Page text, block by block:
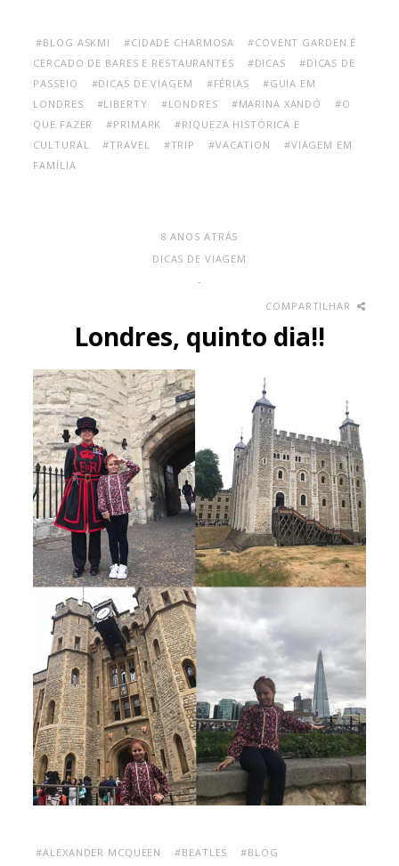
#BLOG ASKMI #CIDADE CHARMOSA
#COVENT GARDEN É
CERCADO DE BARES E RESTAURANTES
#DICAS
#DICAS DE
PASSEIO
#DICAS DE VIAGEM #FÉRIAS
#GUIA EM
LONDRES
#LIBERTY #LONDRES #MARINA XANDÓ
#O
QUE FAZER
#PRIMARK
#RIQUEZA HISTÓRICA E
CULTURAL
#TRAVEL #TRIP #VACATION
#VIAGEM EM
FAMÍLIA
8 ANOS ATRÁS
DICAS DE VIAGEM
-
COMPARTILHAR
Londres, quinto dia!!
#ALEXANDER MCQUEEN #BEATLES #BLOG